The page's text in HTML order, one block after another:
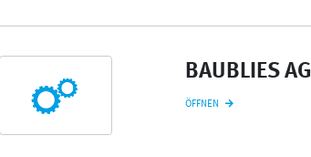
BAUBLIES AG
ÖFFNEN